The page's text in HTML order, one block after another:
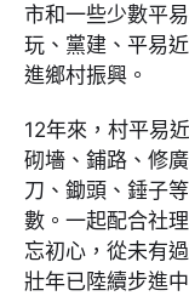
市和一些少數平
玩、黨建、平易
進鄉村振興。
12年來，村平易
砌墻、鋪路、修
刀、鋤頭、錘子
數。一起配合社
忘初心，從未有
壯年已陸續步進